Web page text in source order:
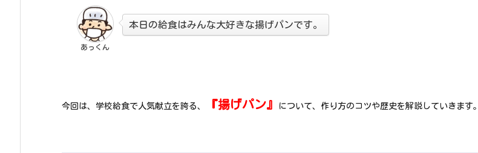
あっくん
本日の給食はみんな大好きな揚げパンです。
今回は、学校給食で人気献立を誇る、 『揚げパン』 について、作り方のコツや歴史を解説していきます。